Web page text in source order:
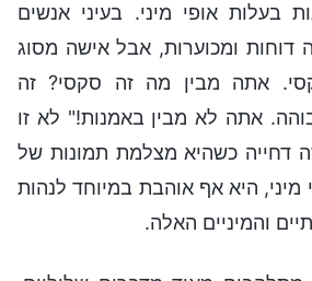
בעלות אופי מיני. בעיני אנשים
דוחות ומכוערות, אבל אישה מסוג
אתה מבין מה זה סקסי? זה
אתה לא מבין באמנות!" לא זו
דחייה כשהיא מצלמת תמונות של
מיני, היא אף אוהבת במיוחד לנהות
והמיניים האלה.